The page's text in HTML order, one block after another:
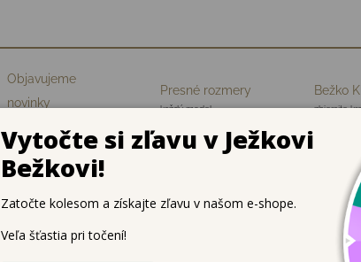
Objavujeme
novinky
značiek
Presné rozmery
každý model
Bežko
zbierajte
Flexy Mary – ľahkosť, flexibilita a štýl
Froddo Flexy